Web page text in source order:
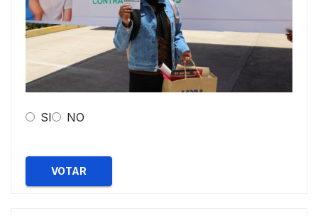
SI NO
VOTAR